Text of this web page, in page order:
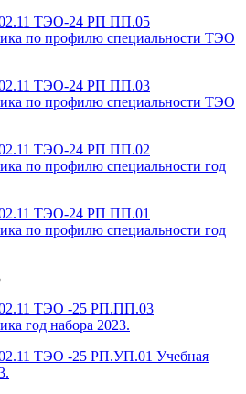
ТЭО-24 РП ПП.05
по профилю специальности ТЭО
ТЭО-24 РП ПП.03
по профилю специальности ТЭО
ТЭО-24 РП ПП.02
по профилю специальности год
ТЭО-24 РП ПП.01
по профилю специальности год
ТЭО -25 РП.ПП.03
год набора 2023.
ТЭО -25 РП.УП.01 Учебная